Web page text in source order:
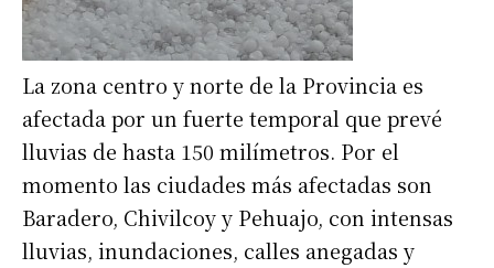
La zona centro y norte de la Provincia es
afectada por un fuerte temporal que prevé
lluvias de hasta 150 milímetros. Por el
momento las ciudades más afectadas son
Baradero, Chivilcoy y Pehuajo, con intensas
lluvias, inundaciones, calles anegadas y